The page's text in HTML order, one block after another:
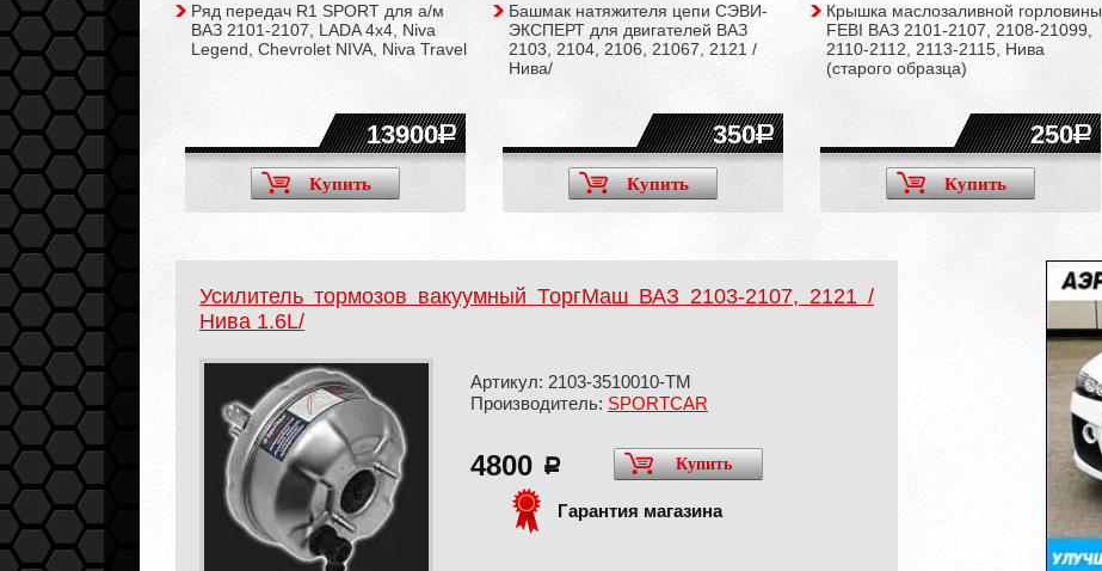
Ряд передач R1 SPORT для а/м
ВАЗ 2101-2107, LADA 4x4, Niva
Legend, Chevrolet NIVA, Niva Travel
13900
Купить
Башмак натяжителя цепи СЭВИ-
ЭКСПЕРТ для двигателей ВАЗ
2103, 2104, 2106, 21067, 2121 /
Нива/
350
Купить
Крышка маслозаливной горловины
FEBI ВАЗ 2101-2107, 2108-21099,
2110-2112, 2113-2115, Нива
(старого образца)
250
Купить
Усилитель тормозов вакуумный ТоргМаш ВАЗ 2103-2107, 2121 /
Нива 1.6L/
Артикул: 2103-3510010-ТМ
Производитель: SPORTCAR
4800 a Купить
Гарантия магазина